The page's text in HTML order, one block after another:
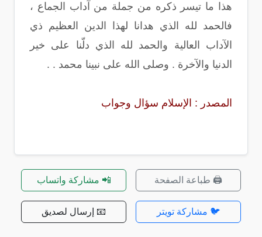
هذا ما تيسر ذكره من جملة من آداب الجماع ،
فالحمد لله الذي هدانا لهذا الدين العظيم ذي
الآداب العالية والحمد لله الذي دلّنا على خير
الدنيا والآخرة . وصلى الله على نبينا محمد . .
المصدر : الإسلام سؤال وجواب
🖨️ طباعة الصفحة 📲 مشاركة واتساب
🐦 مشاركة تويتر 📧 إرسال لصديق